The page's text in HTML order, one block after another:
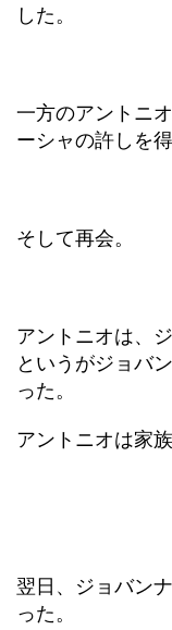
した。
一方のアントニ
ーシャの許しを
そして再会。
アントニオは、
というがジョバ
った。
アントニオは家
翌日、ジョバン
った。